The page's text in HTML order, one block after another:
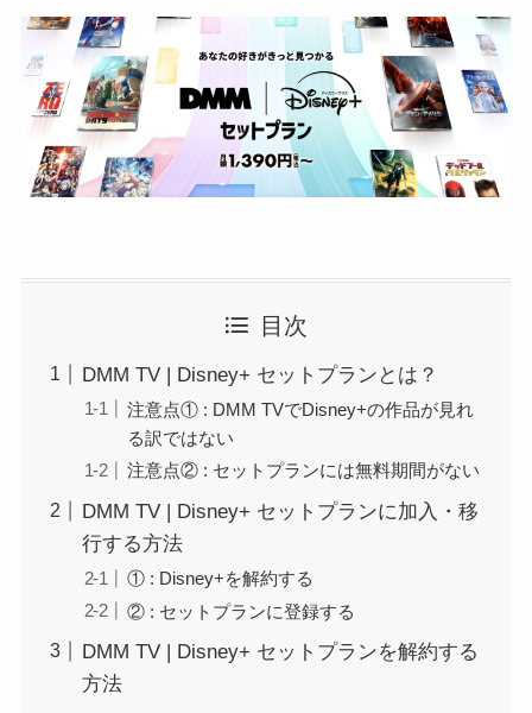
目次
DMM TV | Disney+ セットプランとは？
注意点① : DMM TVでDisney+の作品が見れ
る訳ではない
注意点② : セットプランには無料期間がない
DMM TV | Disney+ セットプランに加入・移
行する方法
① : Disney+を解約する
② : セットプランに登録する
DMM TV | Disney+ セットプランを解約する
方法